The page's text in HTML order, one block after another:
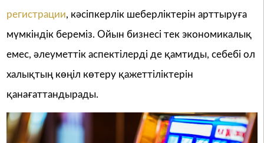
регистрации, кәсіпкерлік шеберліктерін арттыруға
мүмкіндік береміз. Ойын бизнесі тек экономикалық
емес, әлеуметтік аспектілерді де қамтиды, себебі ол
халықтың көңіл көтеру қажеттіліктерін
қанағаттандырады.